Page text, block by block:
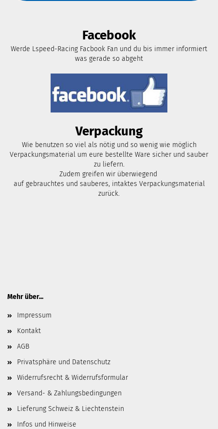
Facebook
Werde Lspeed-Racing Facbook Fan und du bis immer informiert
was gerade so abgeht
Verpackung
Wie benutzen so viel als nötig und so wenig wie möglich
Verpackungsmaterial um eure bestellte Ware sicher und sauber
zu liefern.
Zudem greifen wir überwiegend
auf gebrauchtes und sauberes, intaktes Verpackungsmaterial
zurück.
Mehr über...
Impressum
Kontakt
AGB
Privatsphäre und Datenschutz
Widerrufsrecht & Widerrufsformular
Versand- & Zahlungsbedingungen
Lieferung Schweiz & Liechtenstein
Infos und Hinweise